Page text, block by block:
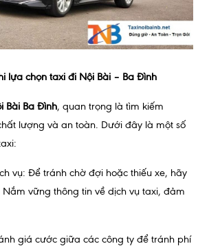
lựa chọn taxi đi Nội Bài – Ba Đình
Bài Ba Đình, quan trọng là tìm kiếm
lượng và an toàn. Dưới đây là một số
vụ: Để tránh chờ đợi hoặc thiếu xe, hãy
vững thông tin về dịch vụ taxi, đảm
giá cước giữa các công ty để tránh phí